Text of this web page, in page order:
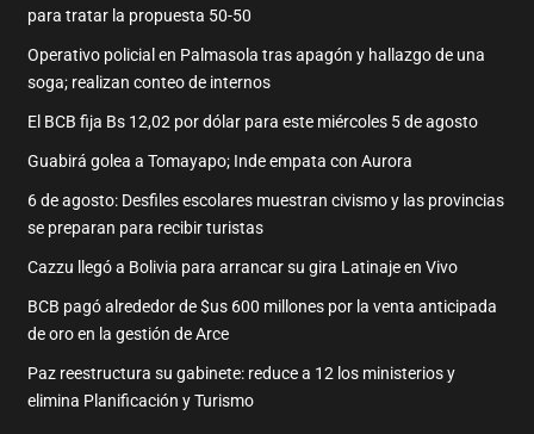
para tratar la propuesta 50-50
Operativo policial en Palmasola tras apagón y hallazgo de una
soga; realizan conteo de internos
El BCB fija Bs 12,02 por dólar para este miércoles 5 de agosto
Guabirá golea a Tomayapo; Inde empata con Aurora
6 de agosto: Desfiles escolares muestran civismo y las provincias
se preparan para recibir turistas
Cazzu llegó a Bolivia para arrancar su gira Latinaje en Vivo
BCB pagó alrededor de $us 600 millones por la venta anticipada
de oro en la gestión de Arce
Paz reestructura su gabinete: reduce a 12 los ministerios y
elimina Planificación y Turismo